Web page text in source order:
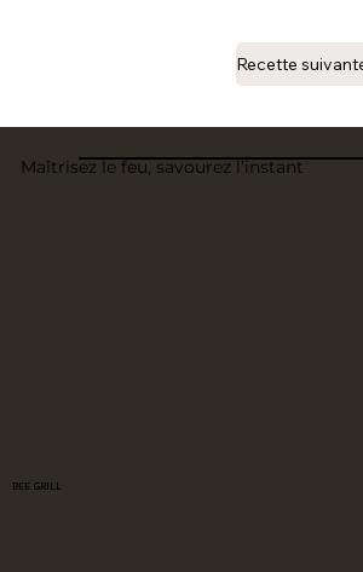
Recette
Maîtrisez le feu, savourez l’instant
BEE GRILL